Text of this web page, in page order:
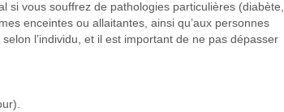
si vous souffrez de pathologies particulières (diabète,
enceintes ou allaitantes, ainsi qu’aux personnes
l’individu, et il est important de ne pas dépasser